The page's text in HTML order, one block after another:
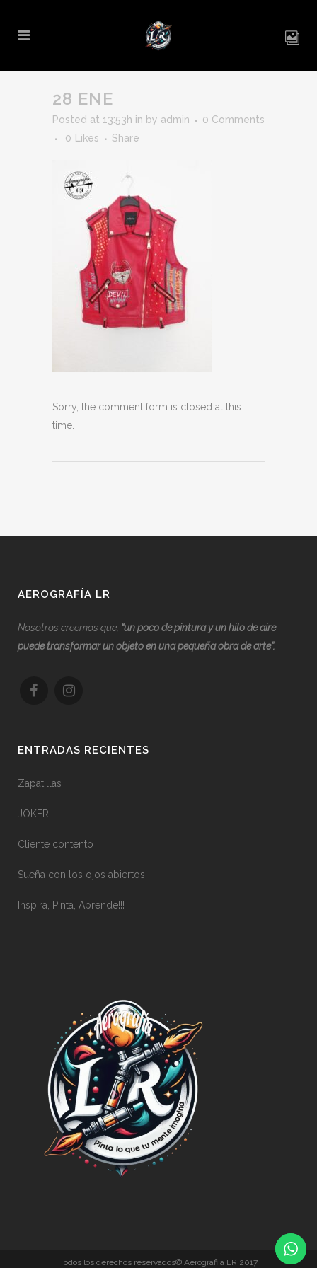
28 ENE
Posted at 13:53h in by admin
0 Comments
0
Likes Share
Sorry, the comment form is closed at this
time.
AEROGRAFÍA LR
Nosotros creemos que, “un poco de pintura y un hilo de aire
puede transformar un objeto en una pequeña obra de arte”.
ENTRADAS RECIENTES
Zapatillas
JOKER
Cliente contento
Sueña con los ojos abiertos
Inspira, Pinta, Aprende!!!
Todos los derechos reservados© Aerografiía LR 2017